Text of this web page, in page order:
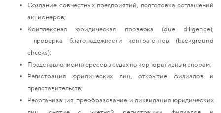
Создание совместных предприятий, подготовка соглашений
акционеров;
Комплексная юридическая проверка (due diligence);
проверка благонадежности контрагентов (background
checks);
Представление интересов в судах по корпоративным спорам;
Регистрация юридических лиц, открытие филиалов и
представительств;
Реорганизация, преобразование и ликвидация юридических